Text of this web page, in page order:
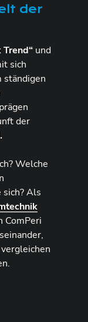
der
und
sich
der
Welche
Als
ComPeri